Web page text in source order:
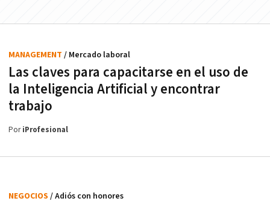
Las claves para capacitarse en el uso de
la Inteligencia Artificial y encontrar
trabajo
MANAGEMENT / Mercado laboral
PoriProfesional
NEGOCIOS / Adiós con honores